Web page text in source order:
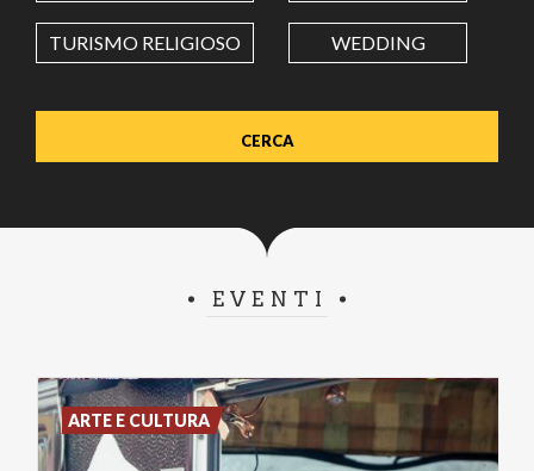
Value in decimal degrees. Use dot (.) as decimal separator.
TURISMO RELIGIOSO WEDDING
EVENTI
ARTE E CULTURA